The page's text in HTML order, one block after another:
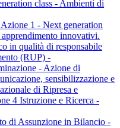
class - Ambienti di
1 - Next generation
innovativi.
in qualità di responsabile
(RUP) -
- Azione di
sensibilizzazione e
di Ripresa e
4 Istruzione e Ricerca -
di Assunzione in Bilancio -